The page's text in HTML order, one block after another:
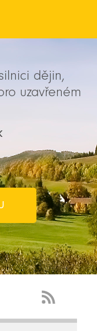
dějin,
uzavřeném
Feed